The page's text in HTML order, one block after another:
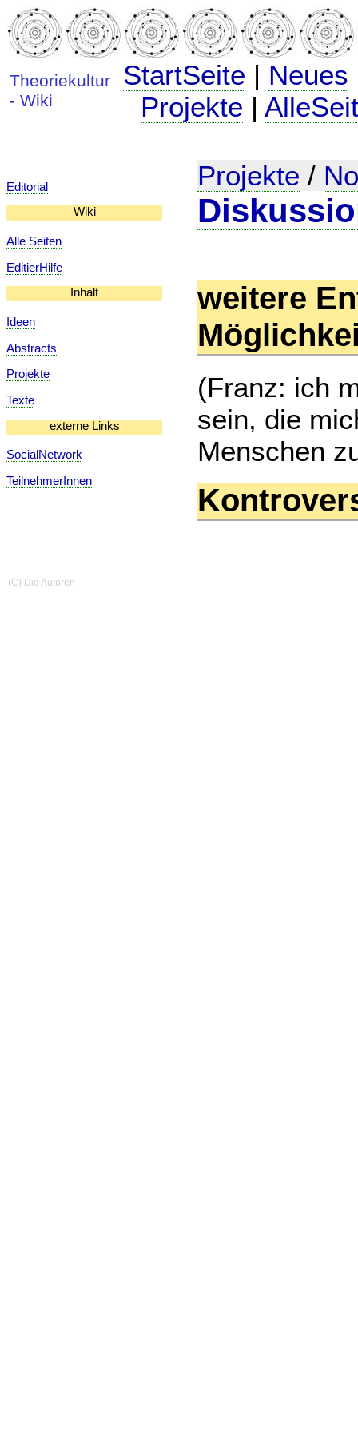
Theoriekultur
- Wiki
StartSeite | Neues
Projekte |
Editorial
Wiki
Alle Seiten
EditierHilfe
Inhalt
Ideen
Abstracts
Projekte
Texte
externe Links
SocialNetwork
TeilnehmerInnen
Projekte /
weitere
(Franz: ich
sein, die
Menschen
(C) Die Autoren